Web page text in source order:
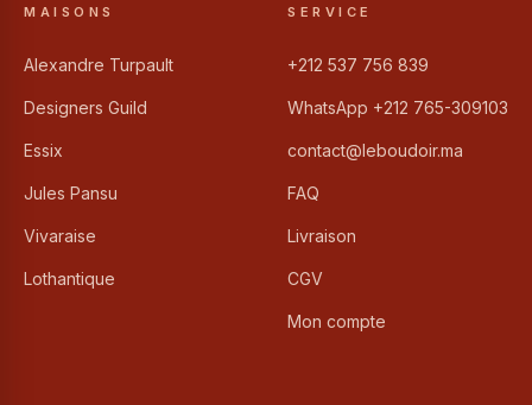
MAISONS
Alexandre Turpault
Designers Guild
Essix
Jules Pansu
Vivaraise
Lothantique
SERVICE
+212 537 756 839
WhatsApp +212 765-309103
contact@leboudoir.ma
FAQ
Livraison
CGV
Mon compte